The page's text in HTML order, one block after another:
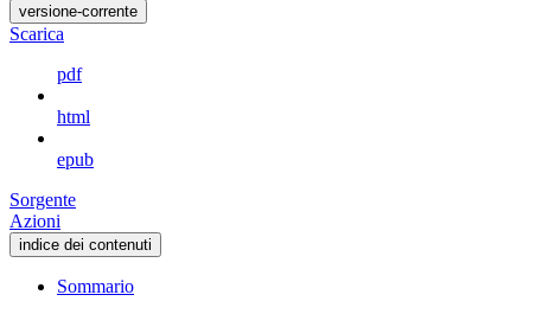
versione-corrente
Scarica
pdf
html
epub
Sorgente
Azioni
indice dei contenuti
Sommario